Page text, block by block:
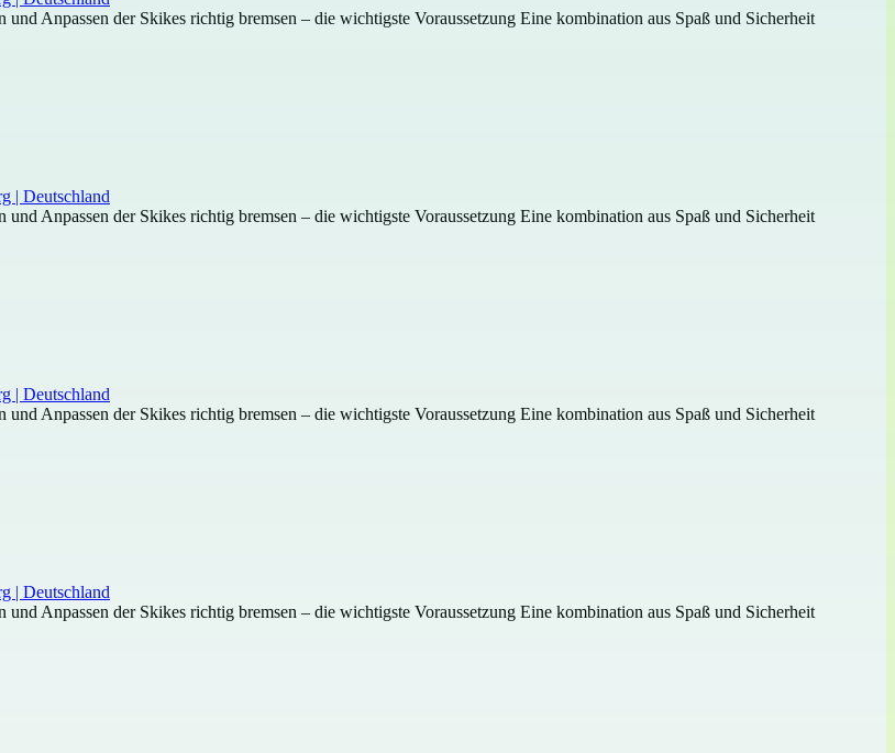
Anpassen der Skikes richtig bremsen – die wichtigste Voraussetzung Eine kombination aus Spaß und Sicherheit
Anpassen der Skikes richtig bremsen – die wichtigste Voraussetzung Eine kombination aus Spaß und Sicherheit
Anpassen der Skikes richtig bremsen – die wichtigste Voraussetzung Eine kombination aus Spaß und Sicherheit
Anpassen der Skikes richtig bremsen – die wichtigste Voraussetzung Eine kombination aus Spaß und Sicherheit